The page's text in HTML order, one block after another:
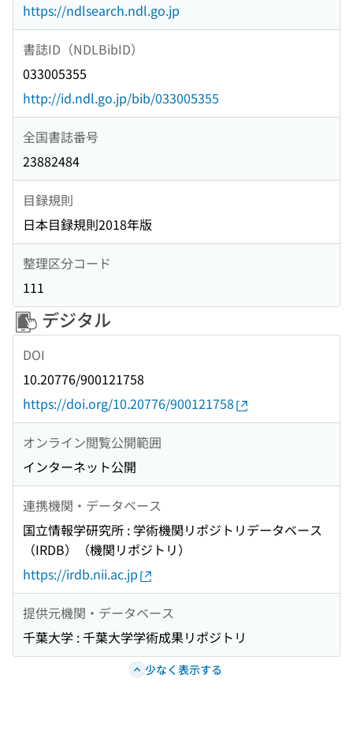
https://ndlsearch.ndl.go.jp
書誌ID（NDLBibID）
033005355
http://id.ndl.go.jp/bib/033005355
全国書誌番号
23882484
目録規則
日本目録規則2018年版
整理区分コード
111
デジタル
DOI
10.20776/900121758
https://doi.org/10.20776/900121758
オンライン閲覧公開範囲
インターネット公開
連携機関・データベース
国立情報学研究所 : 学術機関リポジトリデータベース
（IRDB）（機関リポジトリ）
https://irdb.nii.ac.jp
提供元機関・データベース
千葉大学 : 千葉大学学術成果リポジトリ
少なく表示する